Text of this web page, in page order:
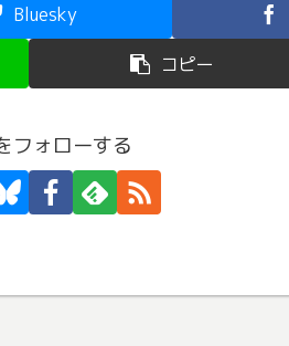
Bluesky
コピー
ォローする